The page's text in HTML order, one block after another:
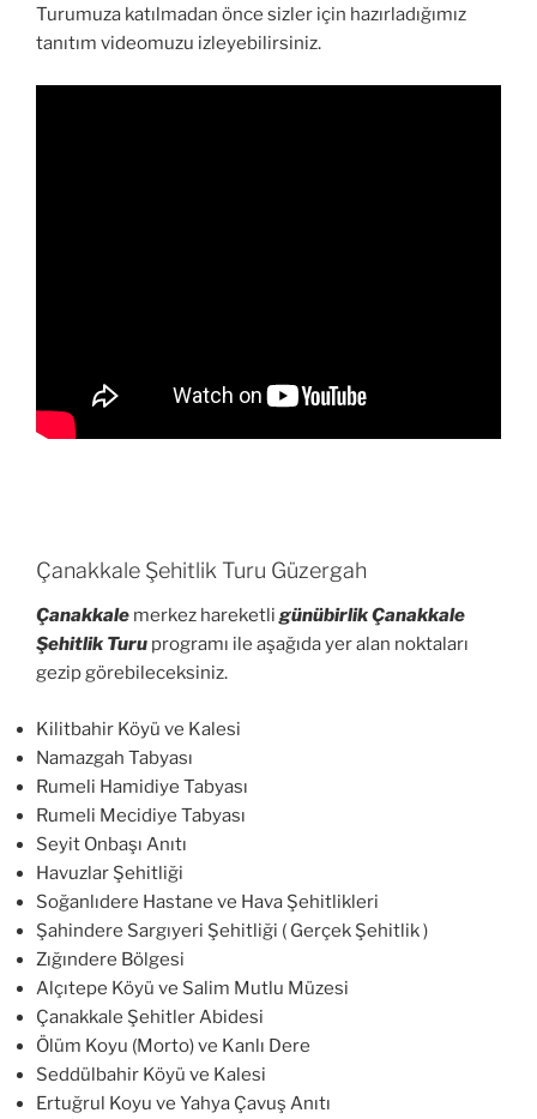
Turumuza katılmadan önce sizler için hazırladığımız
tanıtım videomuzu izleyebilirsiniz.
Çanakkale Şehitlik Turu Güzergah
Çanakkale merkez hareketli günübirlik Çanakkale
Şehitlik Turu programı ile aşağıda yer alan noktaları
gezip görebileceksiniz.
Kilitbahir Köyü ve Kalesi
Namazgah Tabyası
Rumeli Hamidiye Tabyası
Rumeli Mecidiye Tabyası
Seyit Onbaşı Anıtı
Havuzlar Şehitliği
Soğanlıdere Hastane ve Hava Şehitlikleri
Şahindere Sargıyeri Şehitliği ( Gerçek Şehitlik )
Zığındere Bölgesi
Alçıtepe Köyü ve Salim Mutlu Müzesi
Çanakkale Şehitler Abidesi
Ölüm Koyu (Morto) ve Kanlı Dere
Seddülbahir Köyü ve Kalesi
Ertuğrul Koyu ve Yahya Çavuş Anıtı